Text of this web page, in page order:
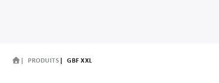
PRODUITS GBF XXL